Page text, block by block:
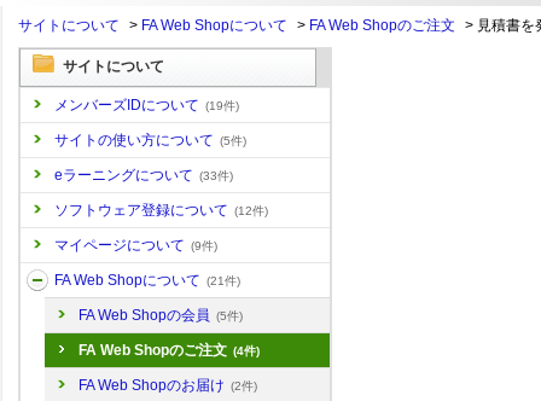
サイトについて > FA Web Shopについて > FA Web Shopのご注文 > 見積書を
サイトについて
メンバーズIDについて (19件)
サイトの使い方について (5件)
eラーニングについて (33件)
ソフトウェア登録について (12件)
マイページについて (9件)
FA Web Shopについて (21件)
FA Web Shopの会員 (5件)
FA Web Shopのご注文 (4件)
FA Web Shopのお届け (2件)